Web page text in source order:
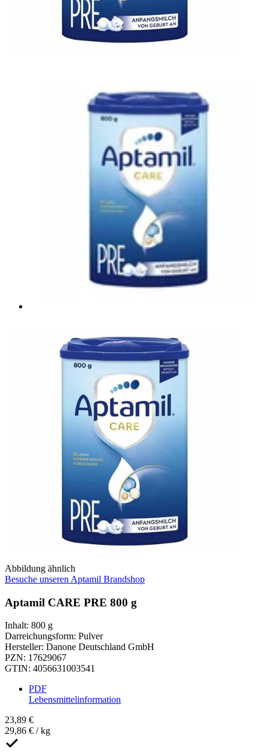
Abbildung ähnlich
Besuche unseren Aptamil Brandshop
Aptamil CARE PRE 800 g
Inhalt: 800 g
Darreichungsform: Pulver
Hersteller: Danone Deutschland GmbH
PZN: 17629067
GTIN: 4056631003541
PDF
Lebensmittelinformation
23,89 €
29,86 € / kg